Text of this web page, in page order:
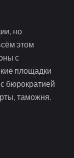
но
этом
с
площадки
бюрократией
таможня.